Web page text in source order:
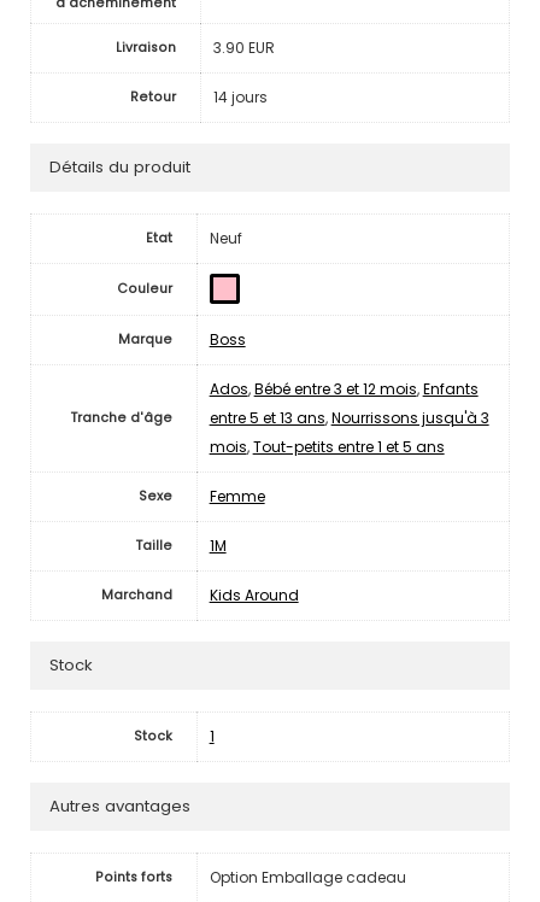
Livraison 3.90 EUR
Retour 14 jours
Détails du produit
Etat Neuf
Couleur
Marque Boss
Tranche d'âge
Ados,Bébé entre 3 et 12 mois,Enfants
entre 5 et 13 ans,Nourrissons jusqu'à 3
mois,Tout-petits entre 1 et 5 ans
Sexe Femme
Taille 1M
Marchand Kids Around
Stock
Stock 1
Autres avantages
Points forts Option Emballage cadeau